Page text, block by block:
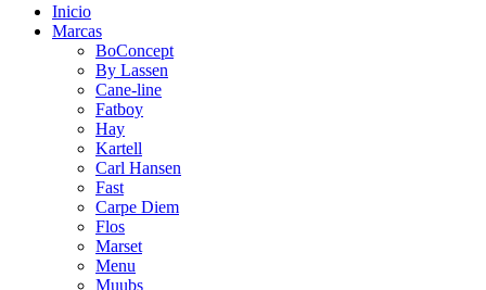
Inicio
Marcas
BoConcept
By Lassen
Cane-line
Fatboy
Hay
Kartell
Carl Hansen
Fast
Carpe Diem
Flos
Marset
Menu
Muubs